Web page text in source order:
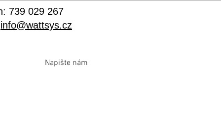
739 029 267
info@wattsys.cz
Napište nám